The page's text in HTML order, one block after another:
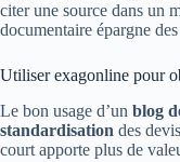
citer une source dans un
documentaire épargne
Utiliser exagonline pour
Le bon usage d’un blog
standardisation des
court apporte plus de